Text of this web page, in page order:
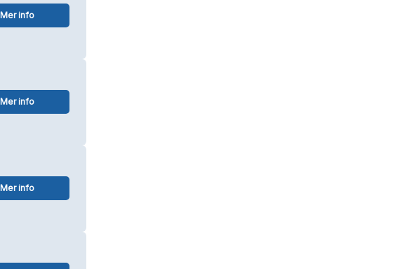
Mer info
Mer info
Mer info